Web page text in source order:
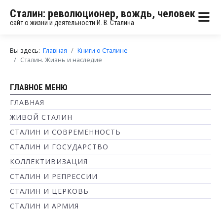
Сталин: революционер, вождь, человек
сайт о жизни и деятельности И. В. Сталина
Вы здесь: Главная
Книги о Сталине
Сталин. Жизнь и наследие
ГЛАВНОЕ МЕНЮ
ГЛАВНАЯ
ЖИВОЙ СТАЛИН
СТАЛИН И СОВРЕМЕННОСТЬ
СТАЛИН И ГОСУДАРСТВО
КОЛЛЕКТИВИЗАЦИЯ
СТАЛИН И РЕПРЕССИИ
СТАЛИН И ЦЕРКОВЬ
СТАЛИН И АРМИЯ